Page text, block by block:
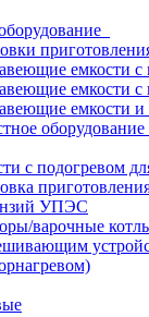
емкости с
емкости с
емкости и
с подогревом
УПЭС
варочные